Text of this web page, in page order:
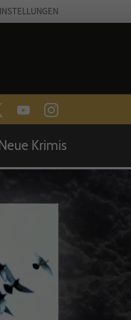
TWITTERYOUTUBEINSTAGRAM
Krimis